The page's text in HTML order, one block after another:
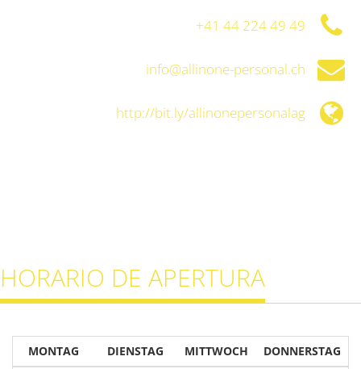
+41 44 224 49 49
info@allinone-personal.ch
http://bit.ly/allinonepersonalag
HORARIO DE APERTURA
MONTAG DIENSTAG MITTWOCH DONNERSTAG